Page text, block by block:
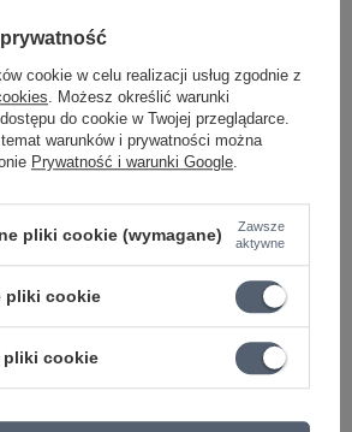
"Sypiając z wrogiem"/;
filmu "Victor Frankenstein"/;
/z filmu "Kapitan Ameryka - wojna
/z filmu "Filadelfia"/;
/z filmu "Pożegnanie z Afryką"/;
o winie /z filmu "Ojciec chrzestny
Melodia /z filmu "Pianista"/;
cookie w celu realizacji usług zgodnie z
. Możesz określić warunki
do cookie w Twojej przeglądarce.
warunków i prywatności można
Prywatność i warunki Google.
pliki cookie (wymagane)
Zawsze
aktywne
pliki cookie
pliki cookie